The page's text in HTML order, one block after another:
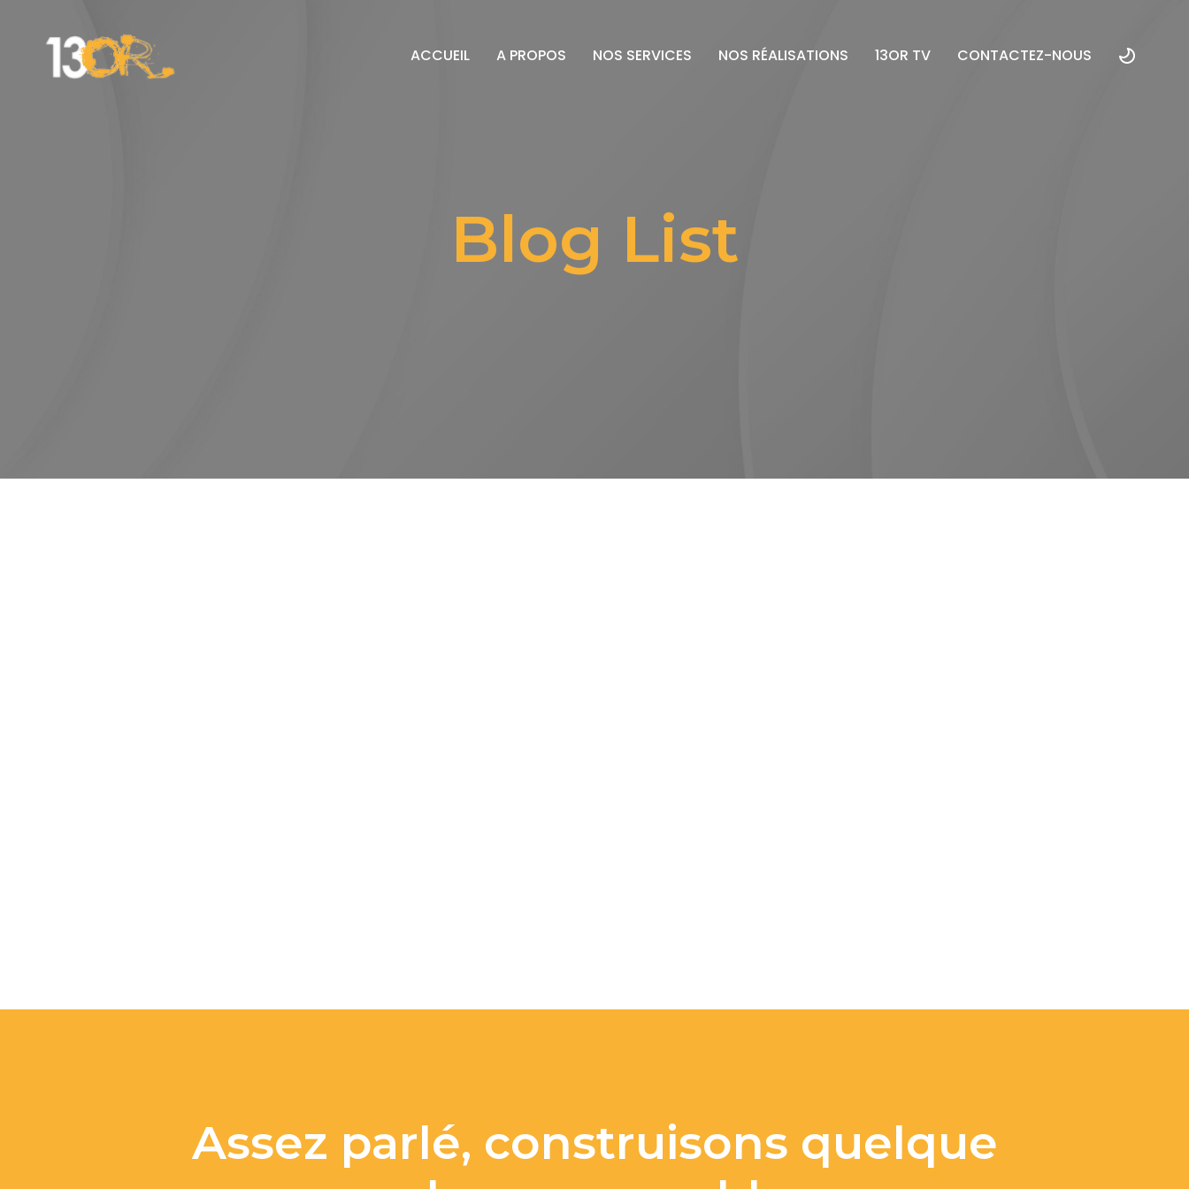
ACCUEIL A PROPOS NOS SERVICES NOS RÉALISATIONS 13OR TV CONTACTEZ-NOUS
Blog List
Assez parlé, construisons quelque